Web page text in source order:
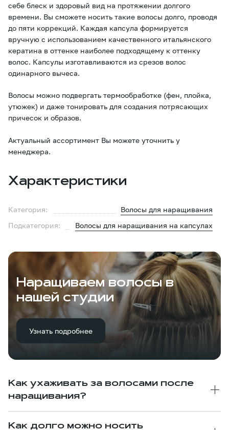
себе блеск и здоровый вид на протяжении долгого
времени. Вы сможете носить такие волосы долго, проводя
до пяти коррекций. Каждая капсула формируется
вручную с использованием качественного итальянского
кератина в оттенке наиболее подходящему к оттенку
волос. Капсулы изготавливаются из срезов волос
одинарного вычеса.
Волосы можно подвергать термообработке (фен, плойка,
утюжек) и даже тонировать для создания потрясающих
причесок и образов.
Актуальный ассортимент Вы можете уточнить у
менеджера.
Характеристики
Категория:
Волосы для наращивания
Подкатегория:
Волосы для наращивания на капсулах
Наращиваем волосы в
нашей студии
Узнать подробнее
Как ухаживать за волосами после
наращивания?
Как долго можно носить